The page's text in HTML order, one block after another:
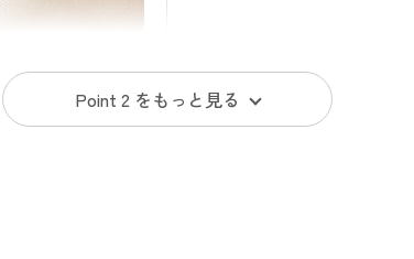
Point 2 をもっと見る